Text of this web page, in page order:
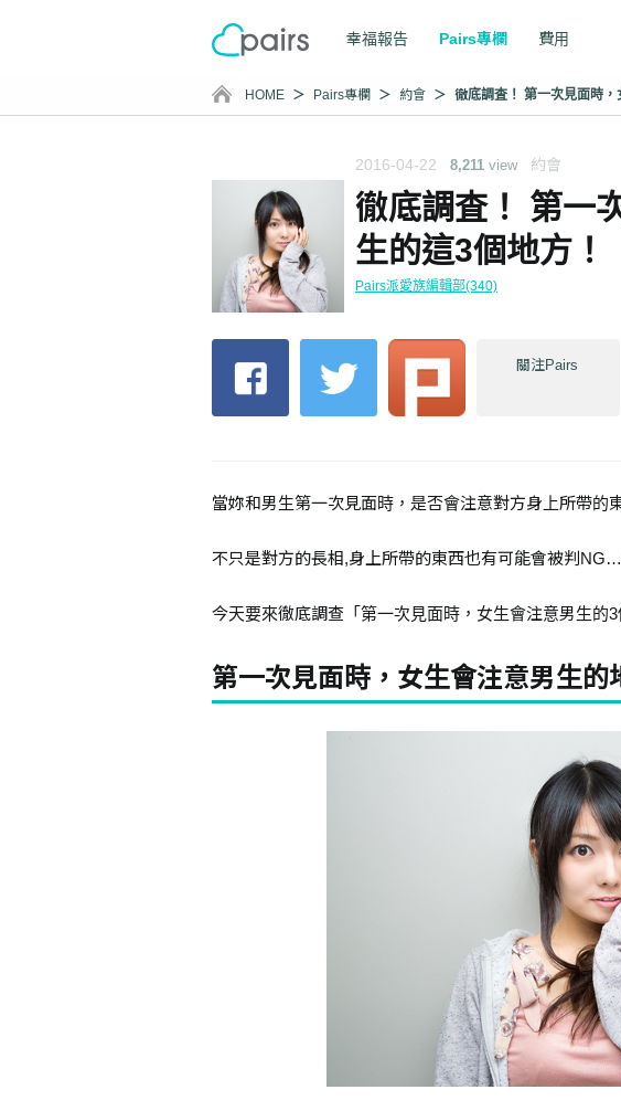
幸福報告 Pairs專欄 費用
HOME Pairs專欄 約會
2016-04-22 8,211 view 約會
徹底調査！ 第一
生的這3個地方！
Pairs派愛族編輯部(340)
關注Pairs
當妳和男生第一次見面時，是否會注意對方身上所帶的
不只是對方的長相,身上所帶的東西也有可能會被判NG…
今天要來徹底調查「第一次見面時，女生會注意男生的3
第一次見面時，女生會注意男生